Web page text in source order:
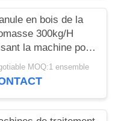
en bois de la
300kg/H
la machine pour
des
MOQ:1 ensemble